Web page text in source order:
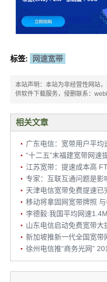
标签: 网速宽带
本站声明：本站为非经营性网站
供软件下载服务，侵删联系：
相关文章
“十二五”末福建宽带网速
江苏宽带：提速成本高
专家：互联互通问题是影
天津电信宽带免费提速
李德毅:我国平均网速
山东电信启动免费宽带大
新加坡推新一代全国宽
徐州电信推“商务光网”